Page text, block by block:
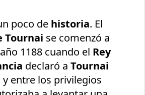
poco de historia. El
Tournai se comenzó a
1188 cuando el Rey
declaró aTournai
y entre los privilegios